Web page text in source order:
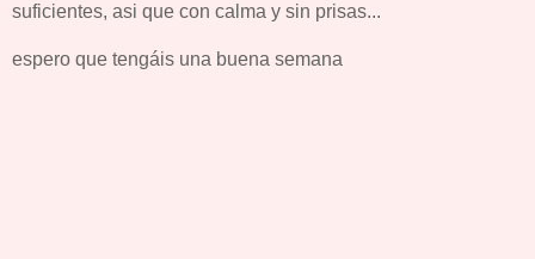
suficientes, asi que con calma y sin prisas...
espero que tengáis una buena semana